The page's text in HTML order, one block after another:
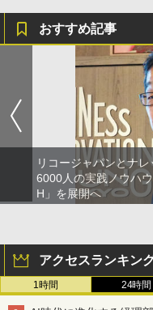
おすすめ記事
リコージャパンとナ
6000人の実践ノウハ
H」を展開へ
アクセスランキン
1時間 24時間